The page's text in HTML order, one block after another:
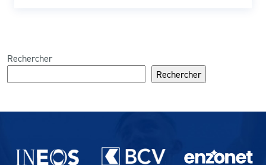
Rechercher
Rechercher
Partenaires du lausanne-Sport